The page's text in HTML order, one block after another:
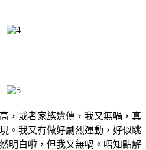
，或者家族遺傳，我又無喎，真
。我又冇做好劇烈運動，好似跳
明白啦，但我又無喎。唔知點解